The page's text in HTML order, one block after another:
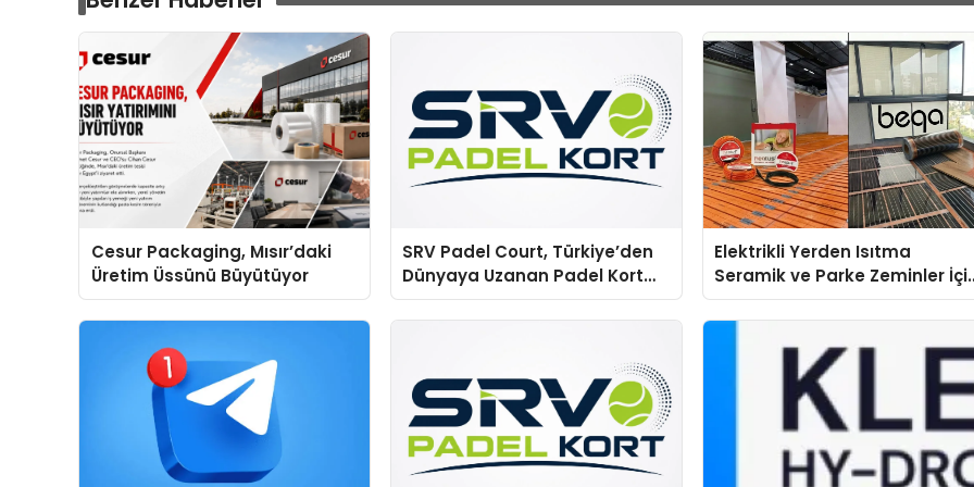
Cesur Packaging, Mısır’daki
Üretim Üssünü Büyütüyor
SRV Padel Court, Türkiye’den
Dünyaya Uzanan Padel Kort
Üretiminde Güvenin Adresi
Elektrikli Yerden Isıtma
Seramik ve Parke Zeminler
En Verimli Çözümler